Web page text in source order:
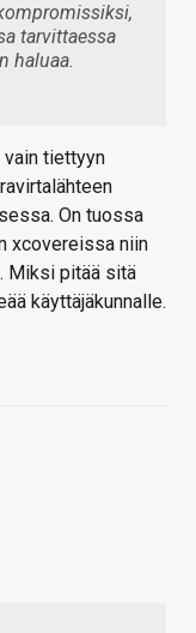
tarvittaessa
haluaa.
vain tiettyyn
On tuossa
xcovereissa niin
Miksi pitää sitä
käyttäjäkunnalle.